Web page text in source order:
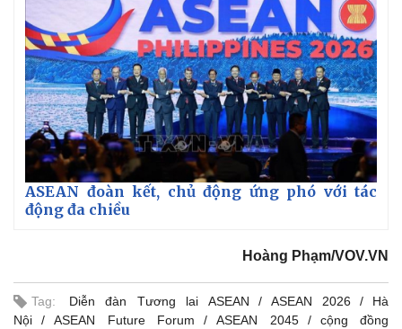
ASEAN đoàn kết, chủ động ứng phó với tác
động đa chiều
Hoàng Phạm/VOV.VN
Tag: Diễn đàn Tương lai ASEAN ASEAN 2026
Hà
Nội
ASEAN Future Forum ASEAN 2045
cộng đồng